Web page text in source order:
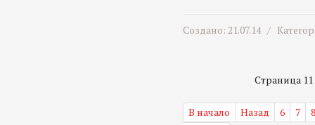
Создано: 21.07.14 /
Страница 11
В начало Назад 6 7
8